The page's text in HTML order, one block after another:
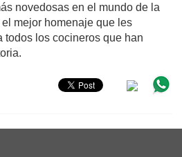
novedosas en el mundo de la
mejor homenaje que les
todos los cocineros que han